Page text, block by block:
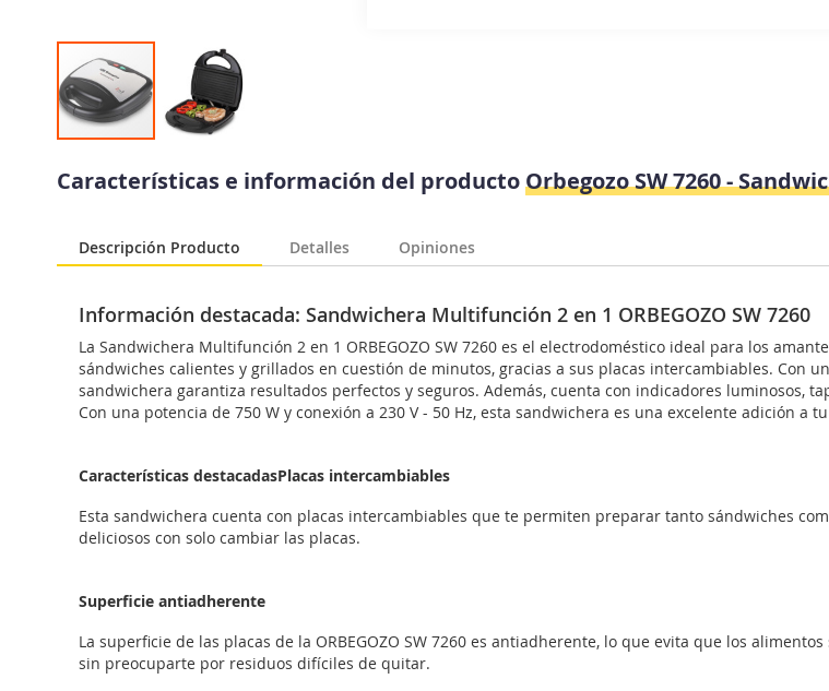
al
comienzo
galería
imágenes
Características e información del productoOrbegozo SW 7260 -
Descripción Producto
Información destacada: Sandwichera Multifunción 2 en 1 ORBEGOZO SW 7260
La Sandwichera Multifunción 2 en 1 ORBEGOZO SW 7260 es el electrodoméstico ideal para los
sándwiches calientes y grillados en cuestión de minutos, gracias a sus placas intercambiables. Con
sandwichera garantiza resultados perfectos y seguros. Además, cuenta con indicadores luminosos,
Con una potencia de 750 W y conexión a 230 V - 50 Hz, esta sandwichera es una excelente adición a
Características destacadasPlacas intercambiables
Esta sandwichera cuenta con placas intercambiables que te permiten preparar tanto sándwiches
deliciosos con solo cambiar las placas.
Superficie antiadherente
La superficie de las placas de la ORBEGOZO SW 7260 es antiadherente, lo que evita que los
sin preocuparte por residuos difíciles de quitar.
Detalles Opiniones